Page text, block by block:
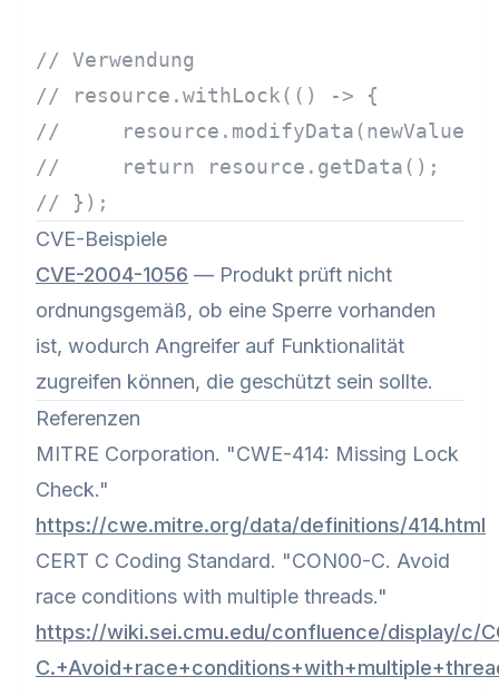
// Verwendung
// resource.withLock(() -> {
//
//     return resource.getData();
// });
CVE-Beispiele
CVE-2004-1056 — Produkt prüft nicht
ordnungsgemäß, ob eine Sperre vorhanden
ist, wodurch Angreifer auf Funktionalität
zugreifen können, die geschützt sein sollte.
Referenzen
MITRE Corporation. "CWE-414: Missing Lock
Check."
https://cwe.mitre.org/data/definitions/414.html
CERT C Coding Standard. "CON00-C. Avoid
race conditions with multiple threads."
https://wiki.sei.cmu.edu/confluence/display/c/